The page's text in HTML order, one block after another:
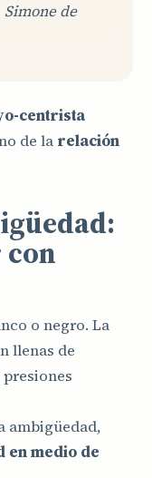
Simone de
centrista
de la relación
con
o negro. La
llenas de
ambigüedad,
en medio de